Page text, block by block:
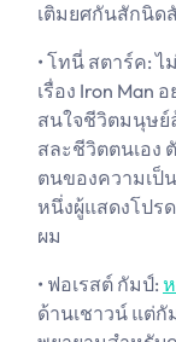
เติมยศกันสักนิด
• โทนี่ สตาร์ค:
เรื่อง Iron Man
สนใจชีวิตมนุษย์
สละชีวิตตนเอง
ตนของความเป็
หนึ่งผู้แสดงโปร
ผม
• ฟอเรสต์ กัมป์:
ด้านเชาวน์ แต่กั